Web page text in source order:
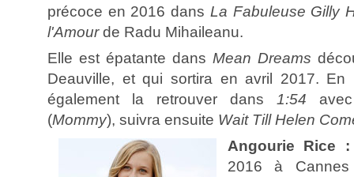
précoce en 2016 dans La Fabuleuse Gilly
l'Amourde Radu Mihaileanu.
Elle est épatante dans Mean Dreams
Deauville, et qui sortira en avril 2017. En
également la retrouver dans 1:54
(Mommy), suivra ensuite Wait Till Helen
Angourie Rice
2016 à